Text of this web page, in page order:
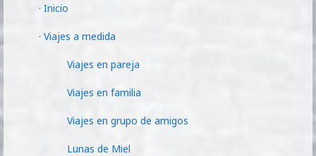
· Inicio
· Viajes a medida
Viajes en pareja
Viajes en familia
Viajes en grupo de amigos
Lunas de Miel